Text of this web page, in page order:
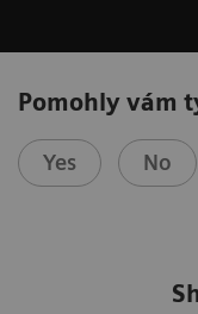
Pomohly vám
Yes No